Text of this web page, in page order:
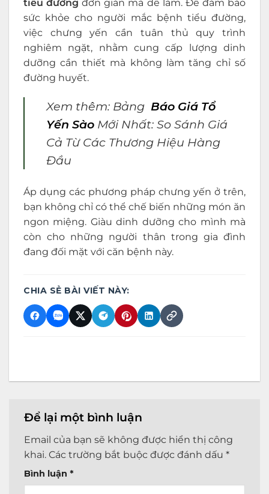
tiểu đường đơn giản mà dễ làm. Để đảm bảo
sức khỏe cho người mắc bệnh tiểu đường,
việc chưng yến cần tuân thủ quy trình
nghiêm ngặt, nhằm cung cấp lượng dinh
dưỡng cần thiết mà không làm tăng chỉ số
đường huyết.
Xem thêm: Bảng Báo Giá Tổ
Yến Sào Mới Nhất: So Sánh Giá
Cả Từ Các Thương Hiệu Hàng
Đầu
Áp dụng các phương pháp chưng yến ở trên,
bạn không chỉ có thể chế biến những món ăn
ngon miệng. Giàu dinh dưỡng cho mình mà
còn cho những người thân trong gia đình
đang đối mặt với căn bệnh này.
CHIA SẺ BÀI VIẾT NÀY:
Để lại một bình luận
Email của bạn sẽ không được hiển thị công
khai. Các trường bắt buộc được đánh dấu *
Bình luận *